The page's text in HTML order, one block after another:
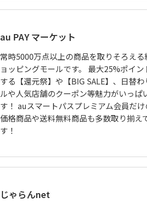
au PAY マーケット
常時5000万点以上の商品を取りそろえる
ョッピングモールです。 最大25%ポイン
する【還元祭】や【BIG SALE】、日替わ
ルや人気店舗のクーポン等魅力がいっぱ
す！ auスマートパスプレミアム会員だ
価格商品や送料無料商品も多数取り揃え
す！
じゃらんnet